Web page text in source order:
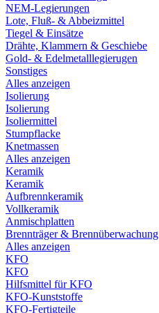
NEM-Legierungen
Lote, Fluß- & Abbeizmittel
Tiegel & Einsätze
Drähte, Klammern & Geschiebe
Gold- & Edelmetalllegierugen
Sonstiges
Alles anzeigen
Isolierung
Isolierung
Isoliermittel
Stumpflacke
Knetmassen
Alles anzeigen
Keramik
Keramik
Aufbrennkeramik
Vollkeramik
Anmischplatten
Brennträger & Brennüberwachung
Alles anzeigen
KFO
KFO
Hilfsmittel für KFO
KFO-Kunststoffe
KFO-Fertigteile